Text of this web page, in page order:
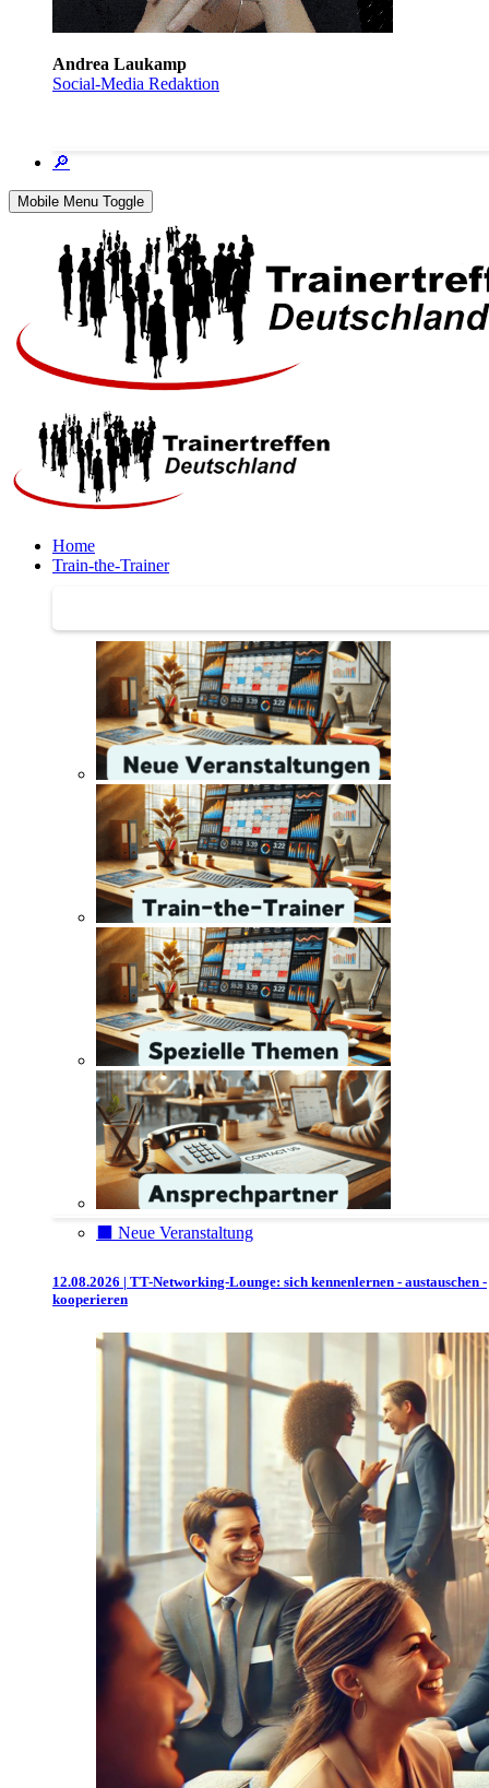
Andrea Laukamp
Social-Media Redaktion
🔎
Mobile Menu Toggle
Home
Train-the-Trainer
⬛️ Neue Veranstaltung
12.08.2026 | TT-Networking-Lounge: sich kennenlernen - austauschen -
kooperieren